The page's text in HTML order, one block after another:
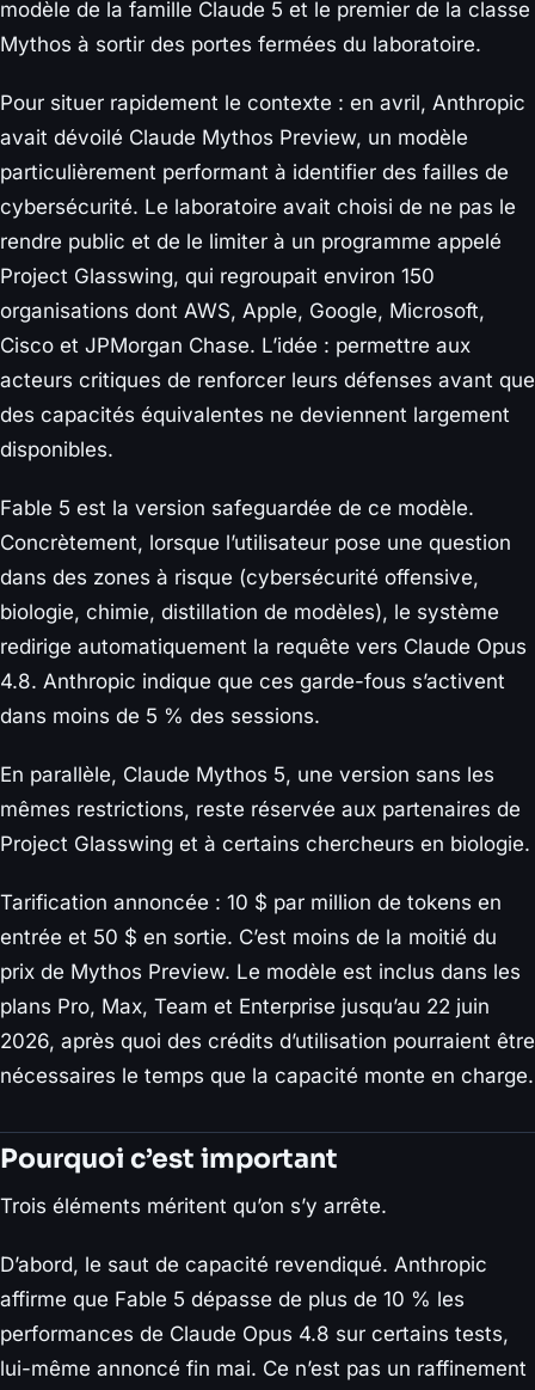
modèle de la famille Claude 5 et le premier de la classe
Mythos à sortir des portes fermées du laboratoire.
Pour situer rapidement le contexte : en avril, Anthropic
avait dévoilé Claude Mythos Preview, un modèle
particulièrement performant à identifier des failles de
cybersécurité. Le laboratoire avait choisi de ne pas le
rendre public et de le limiter à un programme appelé
Project Glasswing, qui regroupait environ 150
organisations dont AWS, Apple, Google, Microsoft,
Cisco et JPMorgan Chase. L’idée : permettre aux
acteurs critiques de renforcer leurs défenses avant que
des capacités équivalentes ne deviennent largement
disponibles.
Fable 5 est la version safeguardée de ce modèle.
Concrètement, lorsque l’utilisateur pose une question
dans des zones à risque (cybersécurité offensive,
biologie, chimie, distillation de modèles), le système
redirige automatiquement la requête vers Claude Opus
4.8. Anthropic indique que ces garde-fous s’activent
dans moins de 5 % des sessions.
En parallèle, Claude Mythos 5, une version sans les
mêmes restrictions, reste réservée aux partenaires de
Project Glasswing et à certains chercheurs en biologie.
Tarification annoncée : 10 $ par million de tokens en
entrée et 50 $ en sortie. C’est moins de la moitié du
prix de Mythos Preview. Le modèle est inclus dans les
plans Pro, Max, Team et Enterprise jusqu’au 22 juin
2026, après quoi des crédits d’utilisation pourraient être
nécessaires le temps que la capacité monte en charge.
Pourquoi c’est important
Trois éléments méritent qu’on s’y arrête.
D’abord, le saut de capacité revendiqué. Anthropic
affirme que Fable 5 dépasse de plus de 10 % les
performances de Claude Opus 4.8 sur certains tests,
lui-même annoncé fin mai. Ce n’est pas un raffinement